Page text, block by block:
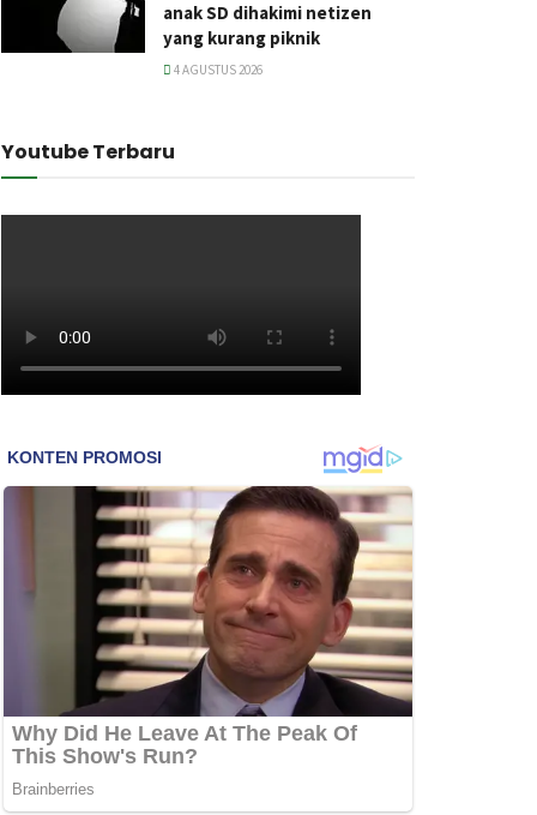
anak SD dihakimi netizen
yang kurang piknik
4 AGUSTUS 2026
Youtube Terbaru